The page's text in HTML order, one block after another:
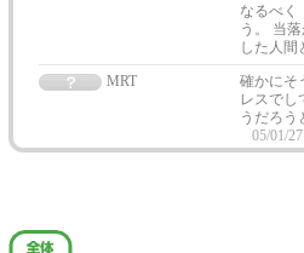
なるべく
う。 当
した人
MRT
確かにそ
レスでし
うだろ
05/01/